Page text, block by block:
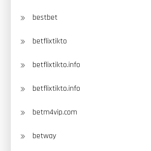
bestbet
betflixtikto
betflixtikto.info
betflixtikto.info
betm4vip.com
betway